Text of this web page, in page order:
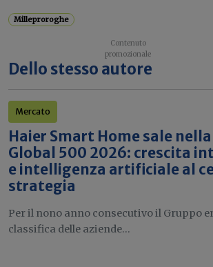
Milleproroghe
Dello stesso autore
Mercato
Haier Smart Home sale
Global 500 2026: crescita
e intelligenza artificiale al
strategia
Per il nono anno consecutivo il Gruppo
classifica delle aziende...